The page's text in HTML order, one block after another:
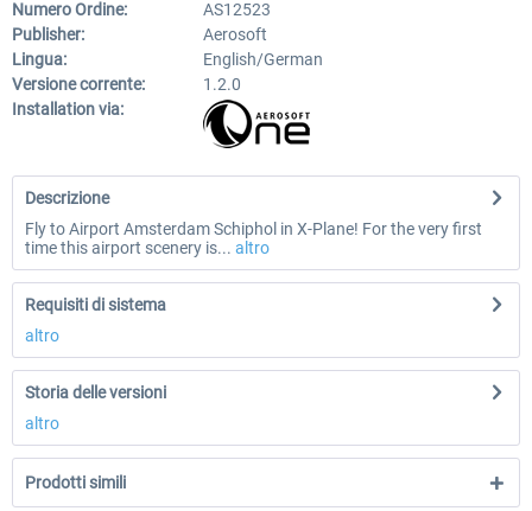
Numero Ordine:
AS12523
Publisher:
Aerosoft
Lingua:
English/German
Versione corrente:
1.2.0
Installation via:
Descrizione
Fly to Airport Amsterdam Schiphol in X-Plane! For the very first
time this airport scenery is... altro
Requisiti di sistema
altro
Storia delle versioni
altro
Prodotti simili